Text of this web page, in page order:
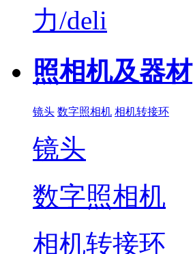
照相机及器材
镜头 数字照相机 相机转接环
镜头
数字照相机
相机转接环